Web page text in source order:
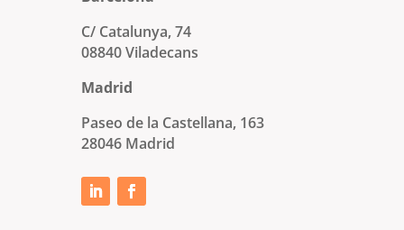
C/ Catalunya, 74
08840 Viladecans
Madrid
Paseo de la Castellana, 163
28046 Madrid